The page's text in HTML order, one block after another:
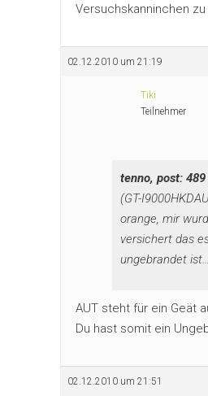
Versuchskanninchen
02.12.2010 um 21:19
Tiki
Teilnehmer
tenno, post:
(GT-
orange, mir
versichert das
ungebrandet ist…
AUT steht für ein Geät
Du hast somit ein
02.12.2010 um 21:51